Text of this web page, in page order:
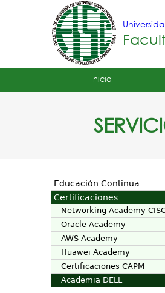
Tropical
Principal
Inicio
Educación Continua
Certificaciones
Networking Academy
Oracle Academy
AWS Academy
Huawei Academy
Certificaciones CAPM
Academia DELL